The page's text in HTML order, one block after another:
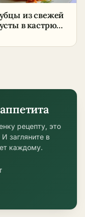
из свежей
в кастрюле
с томатной
рецепту, это
загляните в
каждому.